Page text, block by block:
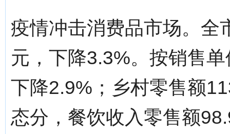
疫情冲击消费品市场。全
元，下降3.3%。按销售
下降2.9%；乡村零售额
态分，餐饮收入零售额